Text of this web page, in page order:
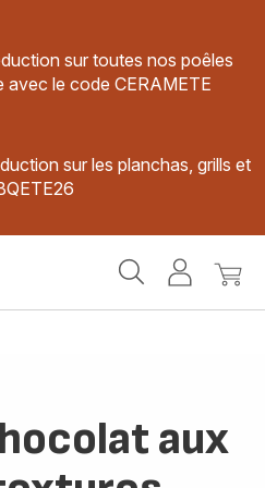
sur toutes nos poêles
avec le code CERAMETE
sur les planchas, grills et
MonMon
aux